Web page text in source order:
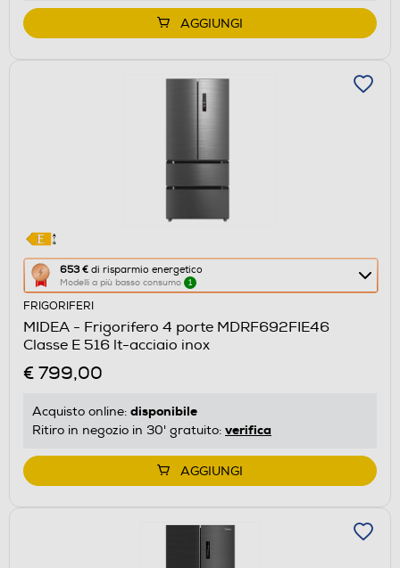
di
Youreko.
AGGIUNGI
653 € di risparmio energetico
Modelli a più basso consumo 1
Questa
azione
aprirà
il
Calcolatore
di
energetico
di
Youreko.
FRIGORIFERI
MIDEA - Frigorifero 4 porte MDRF692FIE46
Classe E 516 lt-acciaio inox
€ 799,00
Acquisto online: disponibile
Ritiro in negozio in 30' gratuito: verifica
AGGIUNGI